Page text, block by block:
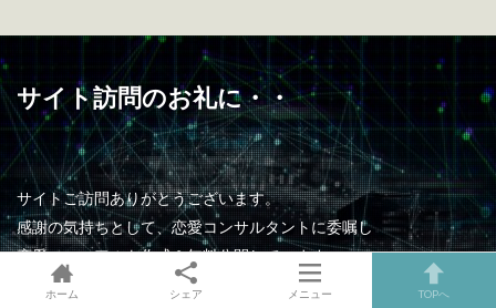
サイト訪問のお礼に・・
サイトご訪問ありがとうございます。
感謝の気持ちとして、恋愛コンサルタントに委嘱し
恋愛マニュアルを作成＆無料公開しています。
無料ですが、現場で磨いてきたプロの視点をそのまま収録してい
ホーム シェア メニュー TOPへ